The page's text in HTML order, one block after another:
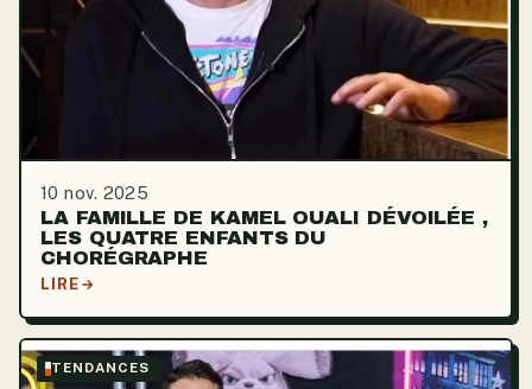
10 nov. 2025
LA FAMILLE DE KAMEL OUALI DÉVOILÉE ,
LES QUATRE ENFANTS DU
CHORÉGRAPHE
LIRE
TENDANCES